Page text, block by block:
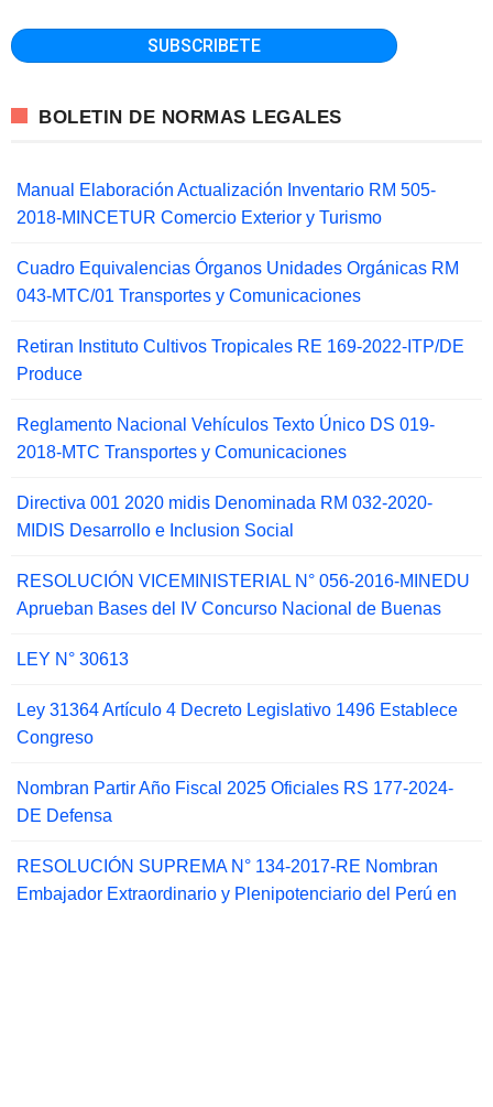
BOLETIN DE NORMAS LEGALES
Manual Elaboración Actualización Inventario RM 505-
2018-MINCETUR Comercio Exterior y Turismo
Cuadro Equivalencias Órganos Unidades Orgánicas RM
043-MTC/01 Transportes y Comunicaciones
Retiran Instituto Cultivos Tropicales RE 169-2022-ITP/DE
Produce
Reglamento Nacional Vehículos Texto Único DS 019-
2018-MTC Transportes y Comunicaciones
Directiva 001 2020 midis Denominada RM 032-2020-
MIDIS Desarrollo e Inclusion Social
RESOLUCIÓN VICEMINISTERIAL N° 056-2016-MINEDU
Aprueban Bases del IV Concurso Nacional de Buenas
LEY N° 30613
Ley 31364 Artículo 4 Decreto Legislativo 1496 Establece
Congreso
Nombran Partir Año Fiscal 2025 Oficiales RS 177-2024-
DE Defensa
RESOLUCIÓN SUPREMA N° 134-2017-RE Nombran
Embajador Extraordinario y Plenipotenciario del Perú en